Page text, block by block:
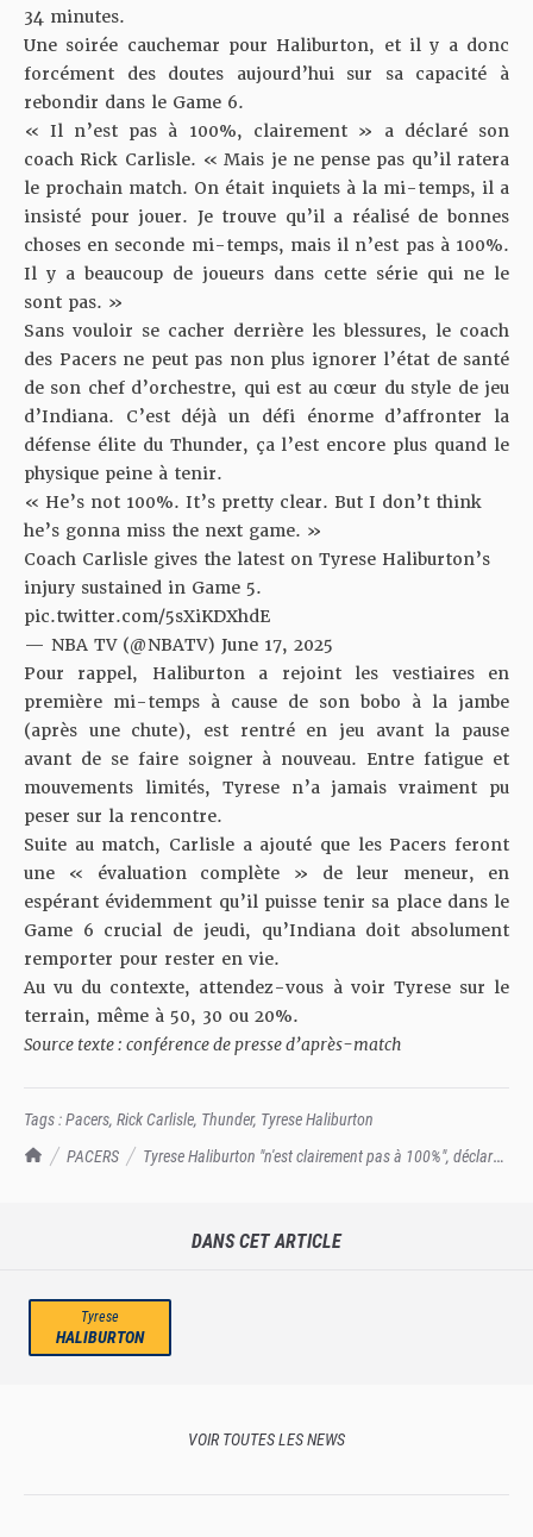
TrashTalk Actu NBA
PACERS
Tyrese Haliburton "n'est clairement pas à 100%", déclare
34 minutes.
Une soirée cauchemar pour Haliburton, et il y a donc
forcément des doutes aujourd’hui sur sa capacité à
rebondir dans le Game 6.
« Il n’est pas à 100%, clairement » a déclaré son
coach Rick Carlisle. « Mais je ne pense pas qu’il ratera
le prochain match. On était inquiets à la mi-temps, il a
insisté pour jouer. Je trouve qu’il a réalisé de bonnes
choses en seconde mi-temps, mais il n’est pas à 100%.
Il y a beaucoup de joueurs dans cette série qui ne le
sont pas. »
Sans vouloir se cacher derrière les blessures, le coach
des Pacers ne peut pas non plus ignorer l’état de santé
de son chef d’orchestre, qui est au cœur du style de jeu
d’Indiana. C’est déjà un défi énorme d’affronter la
défense élite du Thunder, ça l’est encore plus quand le
physique peine à tenir.
« He’s not 100%. It’s pretty clear. But I don’t think
he’s gonna miss the next game. »
Coach Carlisle gives the latest on Tyrese Haliburton’s
injury sustained in Game 5.
pic.twitter.com/5sXiKDXhdE
— NBA TV (@NBATV) June 17, 2025
Pour rappel, Haliburton a rejoint les vestiaires en
première mi-temps à cause de son bobo à la jambe
(après une chute), est rentré en jeu avant la pause
avant de se faire soigner à nouveau. Entre fatigue et
mouvements limités, Tyrese n’a jamais vraiment pu
peser sur la rencontre.
Suite au match, Carlisle a ajouté que les Pacers feront
une « évaluation complète » de leur meneur, en
espérant évidemment qu’il puisse tenir sa place dans le
Game 6 crucial de jeudi, qu’Indiana doit absolument
remporter pour rester en vie.
Au vu du contexte, attendez-vous à voir Tyrese sur le
terrain, même à 50, 30 ou 20%.
Source texte : conférence de presse d’après-match
Tags :Pacers, Rick Carlisle, Thunder, Tyrese Haliburton
DANS CET ARTICLE
Tyrese
HALIBURTON
VOIR TOUTES LES NEWS